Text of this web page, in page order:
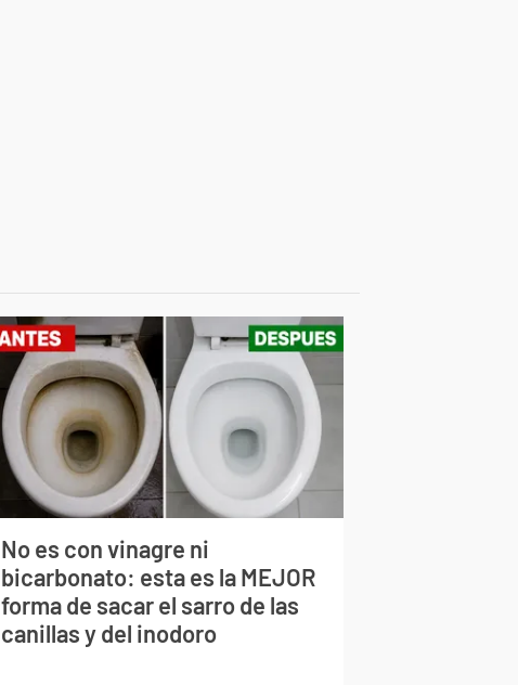
No es con vinagre ni
bicarbonato: esta es la MEJOR
forma de sacar el sarro de las
canillas y del inodoro